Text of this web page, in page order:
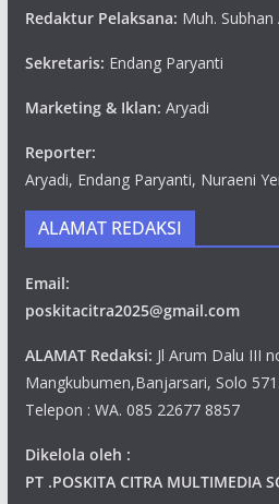
Redaktur Pelaksana: Muh.
Sekretaris: Endang Paryanti
Marketing & Iklan: Aryadi
Reporter:
Aryadi, Endang Paryanti, Nuraeni
ALAMAT REDAKSI
Email:
poskitacitra2025@gmail.com
ALAMAT Redaksi: Jl Arum Dalu III
Mangkubumen,Banjarsari, Solo
Telepon : WA. 085 22677 8857
Dikelola oleh :
PT .POSKITA CITRA MULTIMEDIA